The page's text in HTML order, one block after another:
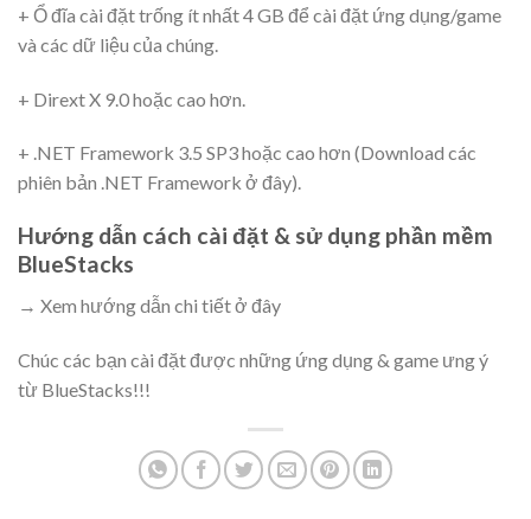
+ Ổ đĩa cài đặt trống ít nhất 4 GB để cài đặt ứng dụng/game
và các dữ liệu của chúng.
+ Dirext X 9.0 hoặc cao hơn.
+ .NET Framework 3.5 SP3 hoặc cao hơn (Download các
phiên bản .NET Framework ở đây).
Hướng dẫn cách cài đặt & sử dụng phần mềm
BlueStacks
→ Xem hướng dẫn chi tiết ở đây
Chúc các bạn cài đặt được những ứng dụng & game ưng ý
từ BlueStacks!!!